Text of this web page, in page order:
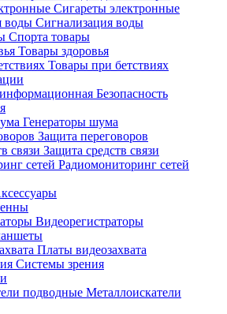
Сигареты электронные
Сигнализация воды
Спорта товары
Товары здоровья
Товары при бетствиях
Безопасность
Генераторы шума
Защита переговоров
Защита средств связи
Радиомониторинг сетей
Видеорегистраторы
Платы видеозахвата
Системы зрения
Металлоискатели